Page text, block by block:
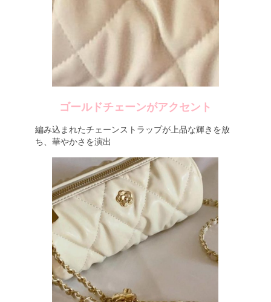
ゴールドチェーンがアクセント
編み込まれたチェーンストラップが上品な輝きを放
ち、華やかさを演出